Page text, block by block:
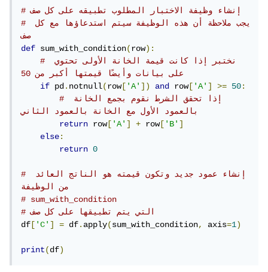
# إنشاء وظيفة الاختبار المطلوب تطبيقه على كل صف
# يجب ملاحظة أن هذه الوظيفة سيتم استدعاؤها مع كل
صف
def sum_with_condition(row):
# نختبر إذا كانت قيمة الخانة الأولى تحتوي
على بيانات وأيضًا قيمتها أكبر من 50
if pd.notnull(row['A']) and row['A'] >= 50:
# إذا تحقق الشرط نقوم بجمع الخانة
بالعمود الأول مع الخانة بالعمود الثاني
return row['A'] + row['B']
else:
return
0
# إنشاء عمود جديد وتكون قيمته هو الناتج العائد
من الوظيفة
# sum_with_condition
df ['C'] = df.apply(sum_with_condition, axis=1)
print(df)